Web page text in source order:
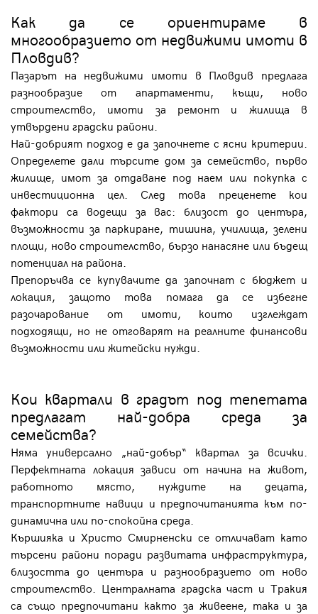
Как да се ориентираме в
многообразието от недвижими имоти в
Пловдив?
Пазарът на недвижими имоти в Пловдив предлага
разнообразие от апартаменти, къщи, ново
строителство, имоти за ремонт и жилища в
утвърдени градски райони.
Най-добрият подход е да започнете с ясни критерии.
Определете дали търсите дом за семейство, първо
жилище, имот за отдаване под наем или покупка с
инвестиционна цел. След това преценете кои
фактори са водещи за вас: близост до центъра,
възможности за паркиране, тишина, училища, зелени
площи, ново строителство, бързо нанасяне или бъдещ
потенциал на района.
Препоръчва се купувачите да започнат с бюджет и
локация, защото това помага да се избегне
разочарование от имоти, които изглеждат
подходящи, но не отговарят на реалните финансови
възможности или житейски нужди.
Кои квартали в градът под тепетата
предлагат най-добра среда за
семейства?
Няма универсално „най-добър“ квартал за всички.
Перфектната локация зависи от начина на живот,
работното място, нуждите на децата,
транспортните навици и предпочитанията към по-
динамична или по-спокойна среда.
Кършияка и Христо Смирненски се отличават като
търсени райони поради развитата инфраструктура,
близостта до центъра и разнообразието от ново
строителство. Централната градска част и Тракия
са също предпочитани както за живеене, така и за